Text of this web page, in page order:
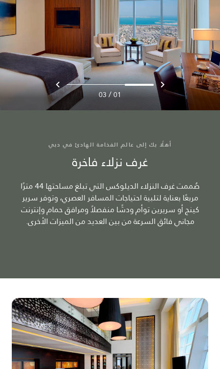
أهلًا بك إلى عالم الفخامة الهادئ في دبي
غرف نزلاء فاخرة
صُممت غرف النزلاء الديلوكس التي تبلغ مساحتها 44 مترًا
مربعًا بعناية لتلبية احتياجات المسافر العصري، وتوفر سرير
كينج أو سريرين توأم ودشًا منفصلاً ومرافق حمام وإنترنت
مجاني فائق السرعة من بين العديد من الميزات الأخرى.
01
/
03